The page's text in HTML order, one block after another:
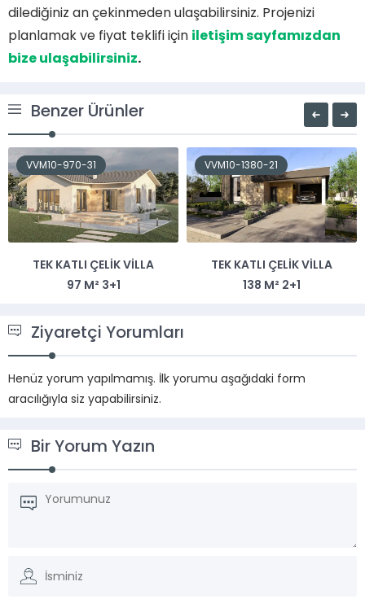
dilediğiniz an çekinmeden ulaşabilirsiniz. Projenizi
planlamak ve fiyat teklifi için iletişim sayfamızdan
bize ulaşabilirsiniz.
Benzer Ürünler
VVM10-970-31
TEK KATLI ÇELIK VILLA
97 M² 3+1
VVM10-1380-21
TEK KATLI ÇELIK VILLA
138 M² 2+1
Ziyaretçi Yorumları
Henüz yorum yapılmamış. İlk yorumu aşağıdaki form
aracılığıyla siz yapabilirsiniz.
Bir Yorum Yazın